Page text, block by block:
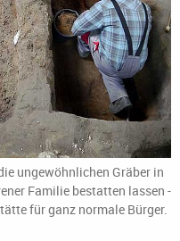
ungewöhnlichen Gräber in
Familie bestatten lassen -
für ganz normale Bürger.